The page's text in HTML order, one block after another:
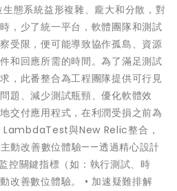
態系統益形複雜、龐大和分散，對
，少了統一平台，軟體團隊和測試
受限，便可能導致協作孤島、資源
和回應所需的時間。為了滿足測試
，此番整合為工程團隊提供可行見
題、減少測試瓶頸、優化軟體效
交付應用程式，在利潤受損之前為
LambdaTest與New Relic整合，
動改善數位體驗——透過精心設計
控關鍵指標（如：執行測試、時
改善數位體驗。 • 加速疑難排解